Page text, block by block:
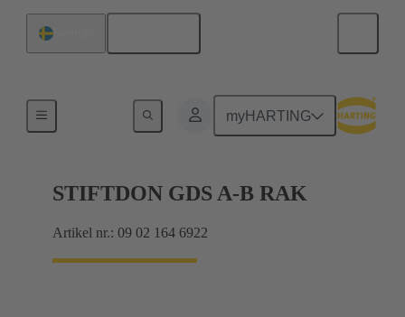
myHARTING
Förbindning moderkort till dotterkort
STIFTDON GDS A-B RAK
Artikel nr.: 09 02 164 6922